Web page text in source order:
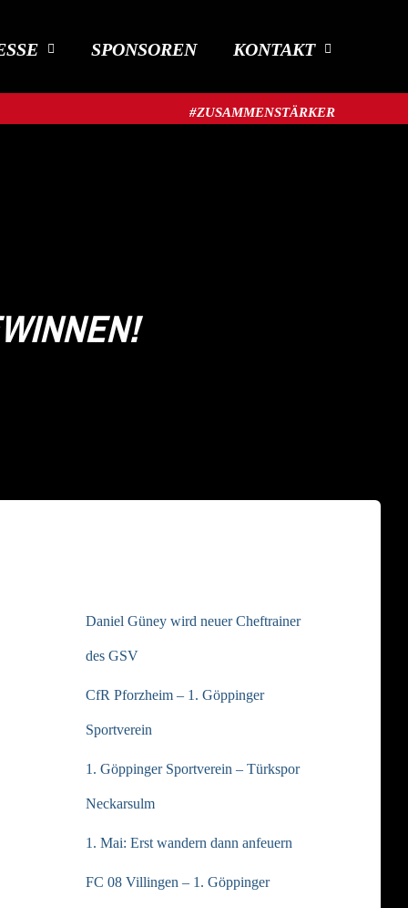
SPONSOREN KONTAKT
#ZUSAMMENSTÄRKER​
Daniel Güney wird neuer Cheftrainer
des GSV
CfR Pforzheim – 1. Göppinger
Sportverein
1. Göppinger Sportverein – Türkspor
Neckarsulm
1. Mai: Erst wandern dann anfeuern
FC 08 Villingen – 1. Göppinger